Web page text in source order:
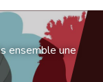
ensemble une